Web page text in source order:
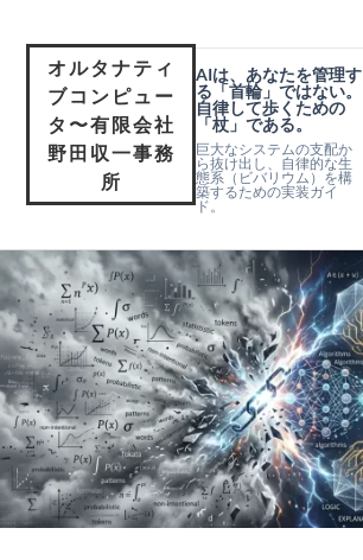
オルタナティ
ブコンピュー
タ〜有限会社
野田収一事務
所
AIは、あなたを管理す
る「首輪」ではない。
自律して歩くための
「杖」である。
巨大なシステムの支配か
ら抜け出し、自律的な生
態系（ビバリウム）を構
築するための実装ガイ
ド。